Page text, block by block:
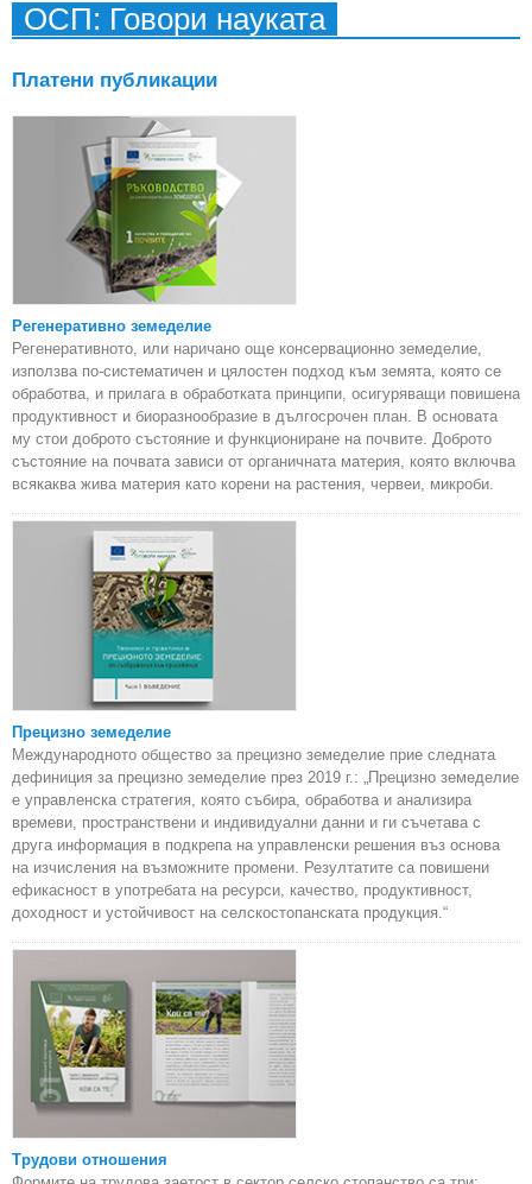
ОСП: Говори науката
Платени публикации
Регенеративно земеделие
Регенеративното, или наричано още консервационно земеделие,
използва по-систематичен и цялостен подход към земята, която се
обработва, и прилага в обработката принципи, осигуряващи повишена
продуктивност и биоразнообразие в дългосрочен план. В основата
му стои доброто състояние и функциониране на почвите. Доброто
състояние на почвата зависи от органичната материя, която включва
всякаква жива материя като корени на растения, червеи, микроби.
Прецизно земеделие
Международното общество за прецизно земеделие прие следната
дефиниция за прецизно земеделие през 2019 г.: „Прецизно земеделие
е управленска стратегия, която събира, обработва и анализира
времеви, пространствени и индивидуални данни и ги съчетава с
друга информация в подкрепа на управленски решения въз основа
на изчисления на възможните промени. Резултатите са повишени
ефикасност в употребата на ресурси, качество, продуктивност,
доходност и устойчивост на селскостопанската продукция.“
Трудови отношения